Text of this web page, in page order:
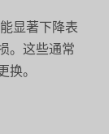
显著下降表
。这些通常
换。